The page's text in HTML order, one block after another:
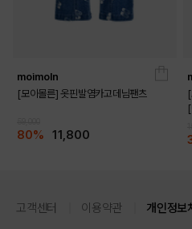
moimoln
[모이몰른] 옷핀발염카고데님팬츠
80% 11,800
고객센터 이용약관 개인정보